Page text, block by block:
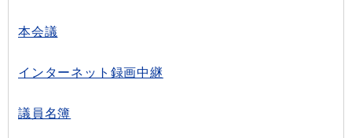
本会議
インターネット録画中継
議員名簿